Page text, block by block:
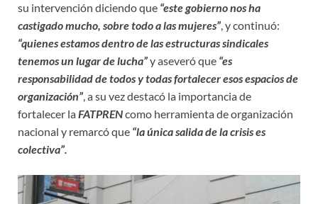
su intervención diciendo que “este gobierno nos ha
castigado mucho, sobre todo a las mujeres”, y continuó:
“quienes estamos dentro de las estructuras sindicales
tenemos un lugar de lucha”y aseveró que “es
responsabilidad de todos y todas fortalecer esos espacios de
organización”, a su vez destacó la importancia de
fortalecer laFATPRENcomo herramienta de organización
nacional y remarcó que “la única salida de la crisis es
colectiva”.